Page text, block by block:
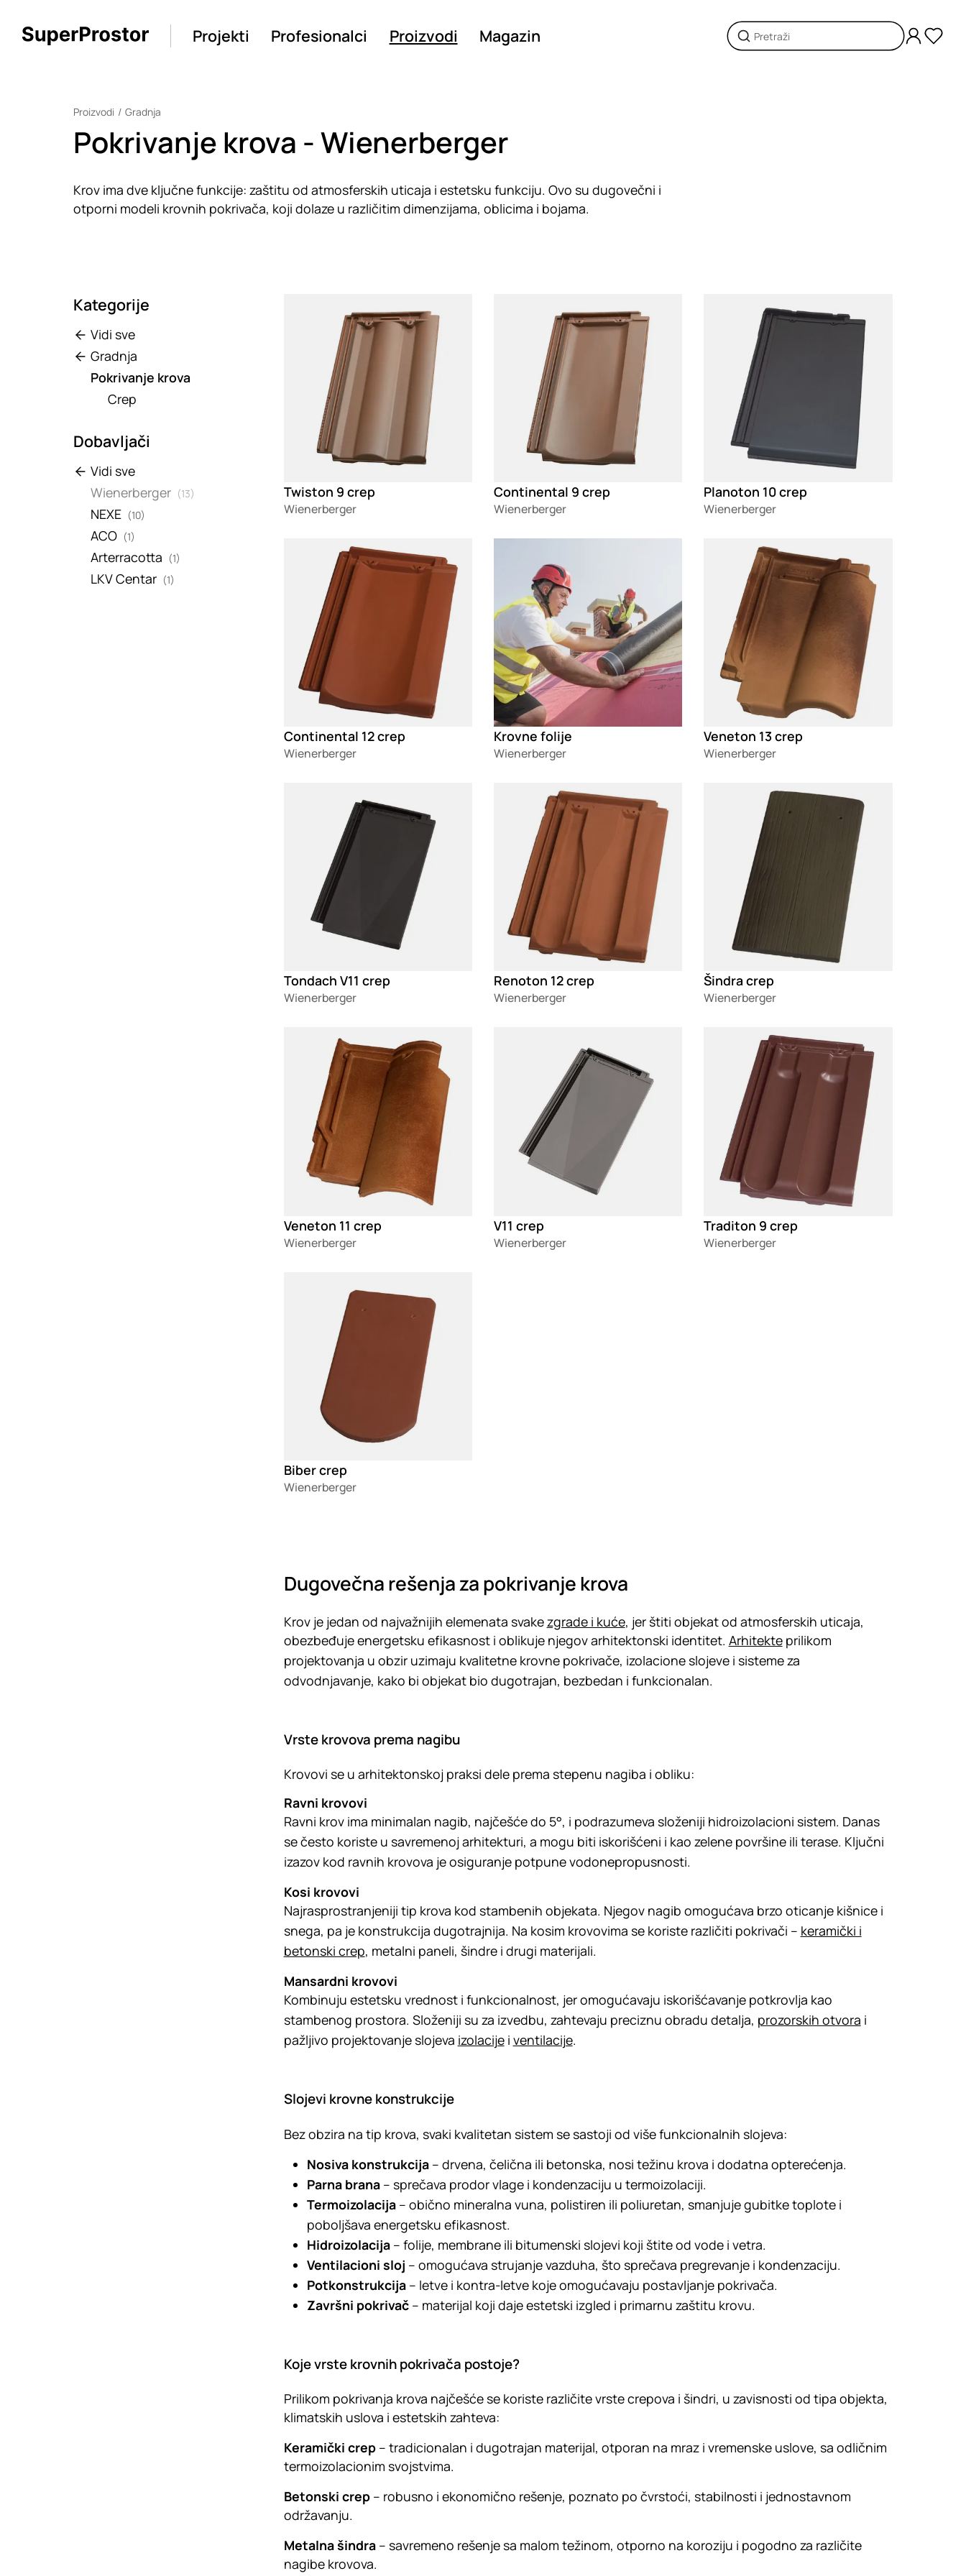
Projekti Profesionalci Proizvodi Magazin
Proizvodi Gradnja
Pokrivanje krova - Wienerberger
Krov ima dve ključne funkcije: zaštitu od atmosferskih uticaja i estetsku funkciju. Ovo su dugovečni i
otporni modeli krovnih pokrivača, koji dolaze u različitim dimenzijama, oblicima i bojama.
Kategorije
Vidi sve
Gradnja
Pokrivanje krova
Crep
Dobavljači
Vidi sve
Wienerberger (13)
NEXE (10)
ACO (1)
Arterracotta (1)
LKV Centar (1)
Twiston 9 crep
Wienerberger
Continental 9 crep
Wienerberger
Planoton 10 crep
Wienerberger
Continental 12 crep
Wienerberger
Krovne folije
Wienerberger
Veneton 13 crep
Wienerberger
Tondach V11 crep
Wienerberger
Renoton 12 crep
Wienerberger
Šindra crep
Wienerberger
Veneton 11 crep
Wienerberger
V11 crep
Wienerberger
Traditon 9 crep
Wienerberger
Biber crep
Wienerberger
Dugovečna rešenja za pokrivanje krova
Krov je jedan od najvažnijih elemenata svakezgrade i kuće, jer štiti objekat od atmosferskih uticaja,
obezbeđuje energetsku efikasnost i oblikuje njegov arhitektonski identitet. Arhitekteprilikom
projektovanja u obzir uzimaju kvalitetne krovne pokrivače, izolacione slojeve i sisteme za
odvodnjavanje, kako bi objekat bio dugotrajan, bezbedan i funkcionalan.
Vrste krovova prema nagibu
Krovovi se u arhitektonskoj praksi dele prema stepenu nagiba i obliku:
Ravni krovovi
Ravni krov ima minimalan nagib, najčešće do 5°, i podrazumeva složeniji hidroizolacioni sistem. Danas
se često koriste u savremenoj arhitekturi, a mogu biti iskorišćeni i kao zelene površine ili terase. Ključni
izazov kod ravnih krovova je osiguranje potpune vodonepropusnosti.
Kosi krovovi
Najrasprostranjeniji tip krova kod stambenih objekata. Njegov nagib omogućava brzo oticanje kišnice i
snega, pa je konstrukcija dugotrajnija. Na kosim krovovima se koriste različiti pokrivači – keramički i
betonski crep, metalni paneli, šindre i drugi materijali.
Mansardni krovovi
Kombinuju estetsku vrednost i funkcionalnost, jer omogućavaju iskorišćavanje potkrovlja kao
stambenog prostora. Složeniji su za izvedbu, zahtevaju preciznu obradu detalja, prozorskih otvora i
pažljivo projektovanje slojeva izolacijei ventilacije.
Slojevi krovne konstrukcije
Bez obzira na tip krova, svaki kvalitetan sistem se sastoji od više funkcionalnih slojeva:
Nosiva konstrukcija– drvena, čelična ili betonska, nosi težinu krova i dodatna opterećenja.
Parna brana – sprečava prodor vlage i kondenzaciju u termoizolaciji.
Termoizolacija – obično mineralna vuna, polistiren ili poliuretan, smanjuje gubitke toplote i
poboljšava energetsku efikasnost.
Hidroizolacija– folije, membrane ili bitumenski slojevi koji štite od vode i vetra.
Ventilacioni sloj – omogućava strujanje vazduha, što sprečava pregrevanje i kondenzaciju.
Potkonstrukcija– letve i kontra-letve koje omogućavaju postavljanje pokrivača.
Završni pokrivač– materijal koji daje estetski izgled i primarnu zaštitu krovu.
Koje vrste krovnih pokrivača postoje?
Prilikom pokrivanja krova najčešće se koriste različite vrste crepova i šindri, u zavisnosti od tipa objekta,
klimatskih uslova i estetskih zahteva:
Keramički crep – tradicionalan i dugotrajan materijal, otporan na mraz i vremenske uslove, sa odličnim
termoizolacionim svojstvima.
Betonski crep– robusno i ekonomično rešenje, poznato po čvrstoći, stabilnosti i jednostavnom
održavanju.
Metalna šindra – savremeno rešenje sa malom težinom, otporno na koroziju i pogodno za različite
nagibe krovova.